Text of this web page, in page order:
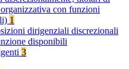
con funzioni
1
dirigenziali discrezionali
disponibili
3